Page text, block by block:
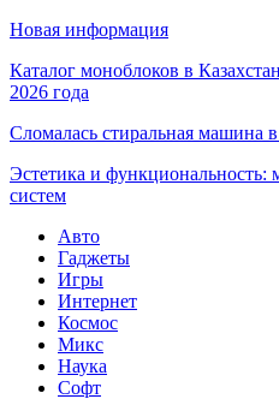
Новая информация
Каталог моноблоков в
2026 года
Сломалась стиральная машина
Эстетика и
систем
Авто
Гаджеты
Игры
Интернет
Космос
Микс
Наука
Софт